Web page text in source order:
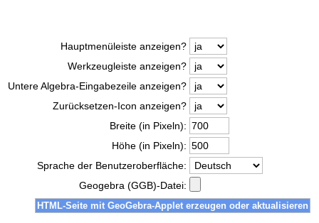
Hauptmenüleiste anzeigen?
Werkzeugleiste anzeigen?
Untere Algebra-Eingabezeile anzeigen?
Zurücksetzen-Icon anzeigen?
Breite (in Pixeln):
Höhe (in Pixeln):
Sprache der Benutzeroberfläche:
Geogebra (GGB)-Datei: